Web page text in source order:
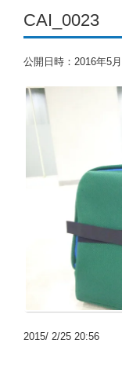
CAI_0023
公開日時： 2016年5
2015/ 2/25 20:56